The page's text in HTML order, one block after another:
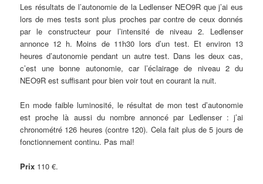
Les résultats de l’autonomie de la Ledlenser NEO9R que j’ai eus
lors de mes tests sont plus proches par contre de ceux donnés
par le constructeur pour l’intensité de niveau 2. Ledlenser
annonce 12 h. Moins de 11h30 lors d’un test. Et environ 13
heures d’autonomie pendant un autre test. Dans les deux cas,
c’est une bonne autonomie, car l’éclairage de niveau 2 du
NEO9R est suffisant pour bien voir tout en courant la nuit.
En mode faible luminosité, le résultat de mon test d’autonomie
est proche là aussi du nombre annoncé par Ledlenser : j’ai
chronométré 126 heures (contre 120). Cela fait plus de 5 jours de
fonctionnement continu. Pas mal!
Prix 110 €.